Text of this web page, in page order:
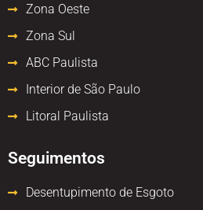
Zona Oeste
Zona Sul
ABC Paulista
Interior de São Paulo
Litoral Paulista
Seguimentos
Desentupimento de Esgoto